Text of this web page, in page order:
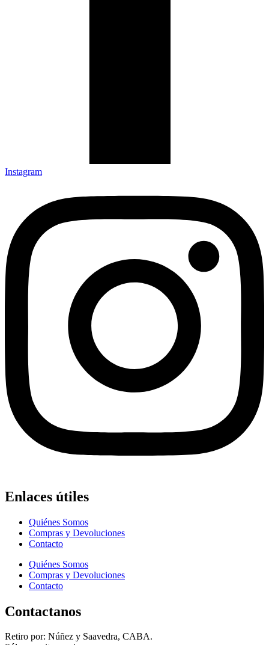
Instagram
Enlaces útiles
Quiénes Somos
Compras y Devoluciones
Contacto
Quiénes Somos
Compras y Devoluciones
Contacto
Contactanos
Retiro por: Núñez y Saavedra, CABA.